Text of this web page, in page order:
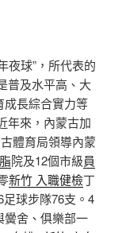
夜球”，所代表的
普及水平高、大
成長綜合實力等
年來，內蒙古加
體育局領導內蒙
院及12個市級員
新竹 入職健檢丁
球步隊76支。4
黌舍、俱樂部一